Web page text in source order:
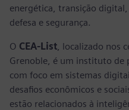
energética, transição
defesa e segurança.
O CEA-List , localizado nos
Grenoble, é um instituto de
com foco em sistemas
desafios econômicos e
estão relacionados à